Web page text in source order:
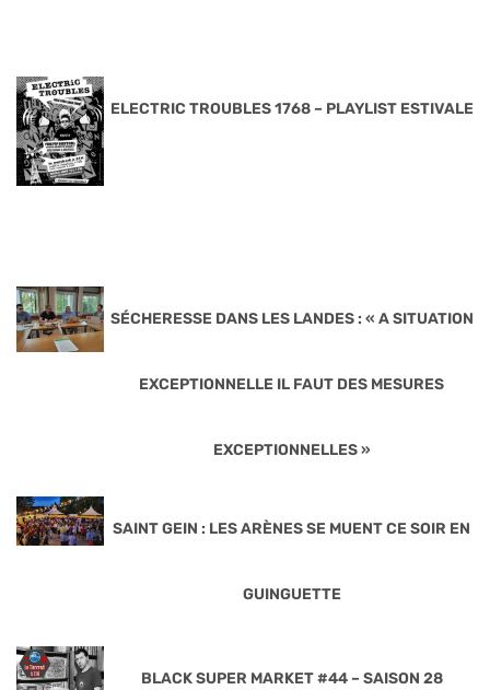
ELECTRIC TROUBLES 1768 – PLAYLIST ESTIVALE
SÉCHERESSE DANS LES LANDES : « A SITUATION
EXCEPTIONNELLE IL FAUT DES MESURES
EXCEPTIONNELLES »
SAINT GEIN : LES ARÈNES SE MUENT CE SOIR EN
GUINGUETTE
BLACK SUPER MARKET #44 – SAISON 28